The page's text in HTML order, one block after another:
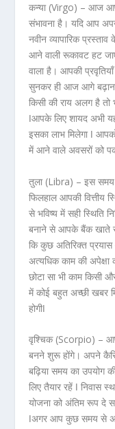
कन्या (Virgo) – आज
संभावना है। यदि आप
नवीन व्यापारिक
आने वाली रूकावट हट
वाला है। आपकी
सुनकर ही आज आगे
किसी की राय अलग है
ǀआपके लिए शायद अभी
इसका लाभ मिलेगा ǀ
में आने वाले अवसरों को
तुला (Libra) – इस समय
फिलहाल आपकी वित्तीय
से भविष्य में सही स्थिति
बनाने से आपके बैंक खाते
कि कुछ अतिरिक्त
अत्यधिक काम की
छोटा सा भी काम किसी
में कोई बहुत अच्छी खबर
होगीǀ
वृश्चिक (Scorpio) –
बनने शुरू होंगे। अपने
बढ़िया समय का उपयोग
लिए तैयार रहें ǀ निवास
योजना को अंतिम रूप दे
ǀअगर आप कुछ समय से